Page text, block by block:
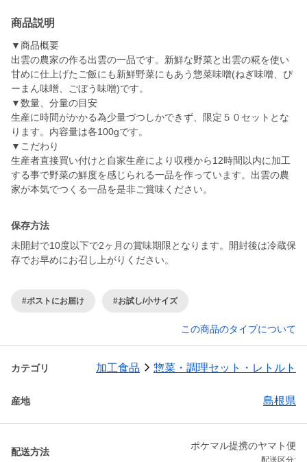
商品説明
▼商品概要
出雲の農家の作る出雲の一品です。新鮮な野菜と出雲の糀を使い
甘めに仕上げたご飯にも新鮮野菜にもあう惣菜味噌(ねぎ味噌、ぴ
ーまん味噌、ごぼう味噌)です。
▼数量、分量の目安
生産に時間がかかる為少量づつしかできず、限定５０セットとな
ります。内容量は各100gです。
▼こだわり
生産者直接買い付けと自家生産により収穫から12時間以内に加工
する事で野菜の鮮度を感じられる一品を作っています。出雲の農
保存方法
未開封で10度以下で2ヶ月の賞味期限となります。開封後は冷蔵保
存でお早めにお召し上がりください。
#ポストにお届け #お試し/小サイズ
この商品のタイプについて
カテゴリ 加工食品 惣菜・調理セット・レトルト
産地 島根県
配送方法
ポケマル提携のヤマト便
配送区分: